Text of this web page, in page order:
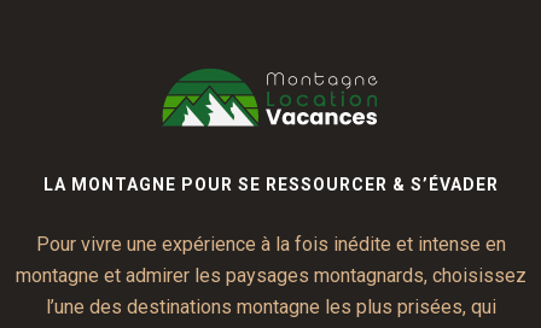
LA MONTAGNE POUR SE RESSOURCER & S’ÉVADER
Pour vivre une expérience à la fois inédite et intense en
montagne et admirer les paysages montagnards, choisissez
l’une des destinations montagne les plus prisées, qui